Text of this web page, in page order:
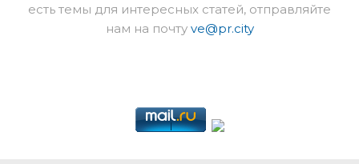
есть темы для интересных статей, отправляйте
нам на почту ve@pr.city